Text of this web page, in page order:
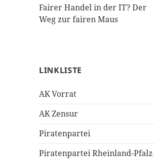
Fairer Handel in der IT? Der
Weg zur fairen Maus
LINKLISTE
AK Vorrat
AK Zensur
Piratenpartei
Piratenpartei Rheinland-Pfalz